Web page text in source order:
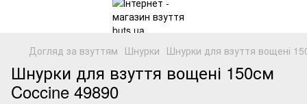
Догляд за взуттям Шнурки Шнурки для взуття вощені
Шнурки для взуття вощені 150см
Coccine 49890